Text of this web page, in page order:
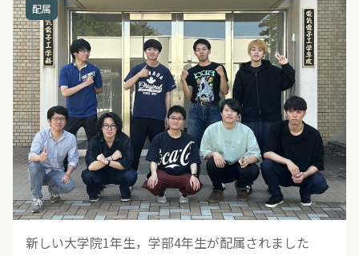
新しい大学院1年生，学部4年生が配属されました
配属